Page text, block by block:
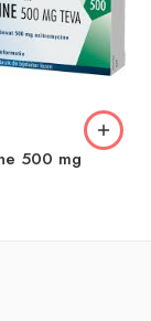
500 mg